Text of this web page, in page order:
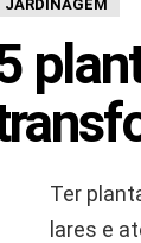
JARDINAGEM
Ter
lares e